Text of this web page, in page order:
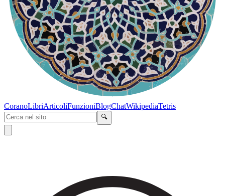
CoranoLibriArticoliFunzioniBlogChatWikipediaTetris
🔍